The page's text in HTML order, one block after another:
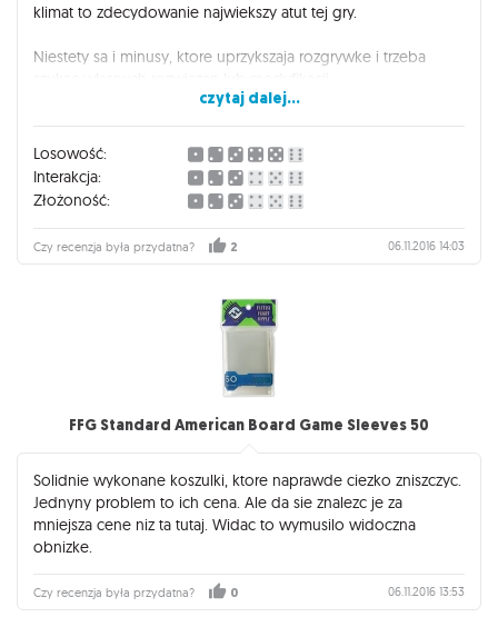
klimat to zdecydowanie najwiekszy atut tej gry.
Niestety sa i minusy, ktore uprzykszaja rozgrywke i trzeba
- mechanika poruszania sie graczy AI po planszy przy malej
liczbie graczy pozostawia wiele do zyczenia, praktycznie
spotkac sie z nimi jesli nie chcemy to trzeba wykonac jakis
idiotyczny ruch,
- mozna grac w 2 osoby, ale w wiekszosci konczy sie to
zerowo interakcja. Gracze albo celowo sie mijaja, albo
"szukaja" po planszy
- przy duzej ilosci gracz gra zaczyna byc wreszcie interesujaca,
Pozostali gracze w tym czasie poprostu sie nudza.
czytaj dalej...
Losowość:
Interakcja:
Złożoność:
Czy recenzja była przydatna? 2 06.11.2016 14:03
FFG Standard American Board Game Sleeves 50
Solidnie wykonane koszulki, ktore naprawde ciezko zniszczyc.
Jednyny problem to ich cena. Ale da sie znalezc je za
mniejsza cene niz ta tutaj. Widac to wymusilo widoczna
obnizke.
Czy recenzja była przydatna? 0 06.11.2016 13:53